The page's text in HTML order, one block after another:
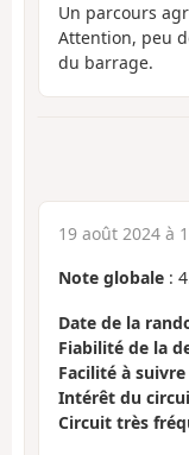
Un parcours
Attention, peu
du barrage.
19 août 2024 à
Note globale :
Date de la
Fiabilité de la
Facilité à
Intérêt du
Circuit très